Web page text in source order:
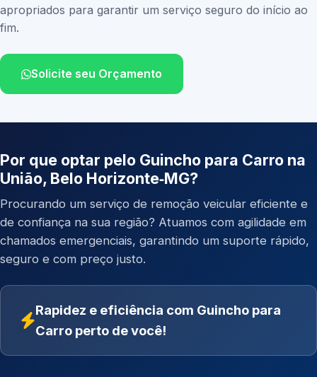
apropriados para garantir um serviço seguro do início ao
fim.
Solicite seu Orçamento
Por que optar pelo Guincho para Carro na
União, Belo Horizonte‑MG?
Procurando um serviço de remoção veicular eficiente e
de confiança na sua região? Atuamos com agilidade em
chamados emergenciais, garantindo um suporte rápido,
seguro e com preço justo.
Rapidez e eficiência com Guincho para
Carro perto de você!